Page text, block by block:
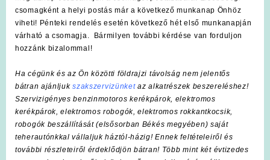
csomagként a helyi postás már a következő munkanap Önhöz
viheti! Pénteki rendelés esetén következő hét első munkanapján
várható a csomagja. Bármilyen további kérdése van forduljon
hozzánk bizalommal!
Ha cégünk és az Ön közötti földrajzi távolság nem jelentős
bátran ajánljukszakszervizünket az alkatrészek beszereléshez!
Szervizigényes benzinmotoros kerékpárok, elektromos
kerékpárok, elektromos robogók, elektromos rokkantkocsik,
robogók beszállítását (elsősorban Békés megyében) saját
teherautónkkal vállaljuk háztól-házig! Ennek feltételeiről és
további részleteiről érdeklődjön bátran! Több mint két évtizedes